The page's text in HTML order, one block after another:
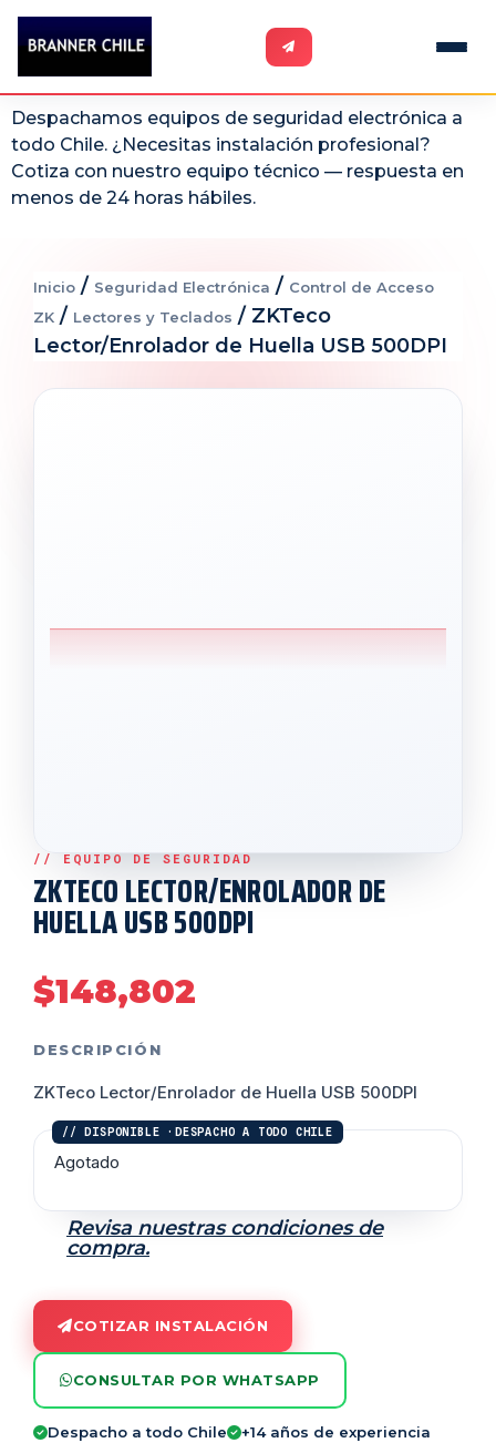
Despachamos equipos de seguridad electrónica a
todo Chile. ¿Necesitas instalación profesional?
Cotiza con nuestro equipo técnico — respuesta en
menos de 24 horas hábiles.
Inicio / Seguridad Electrónica / Control de Acceso
ZK / Lectores y Teclados / ZKTeco
Lector/Enrolador de Huella USB 500DPI
ZKTECO LECTOR/ENROLADOR DE
HUELLA USB 500DPI
$148,802
DESCRIPCIÓN
ZKTeco Lector/Enrolador de Huella USB 500DPI
Agotado
Revisa nuestras condiciones de
compra.
COTIZAR INSTALACIÓN
CONSULTAR POR WHATSAPP
Despacho a todo Chile
+14 años de experiencia